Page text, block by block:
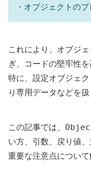
・オブジェクトの
これにより、オブジ
ぎ、コードの堅牢性
特に、設定オブジェ
り専用データなどを
この記事では、
い方、引数、戻り値
重要な注意点について